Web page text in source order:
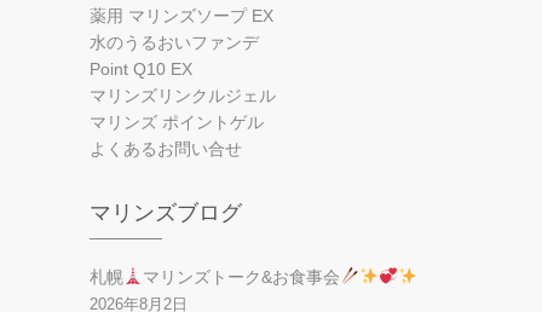
薬用 マリンズソープ EX
水のうるおいファンデ
Point Q10 EX
マリンズリンクルジェル
マリンズ ポイントゲル
よくあるお問い合せ
マリンズブログ
札幌 マリンズトーク&お食事会
2026年8月2日